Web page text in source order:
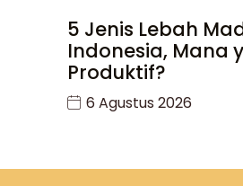
5 Jenis Lebah
Indonesia, Mana
Produktif?
6 Agustus 2026